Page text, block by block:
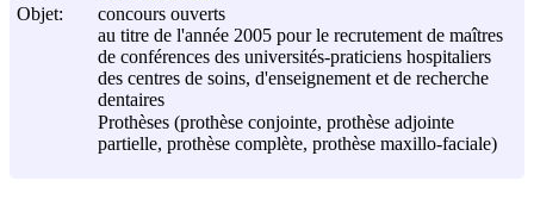
Objet:
concours ouverts
au titre de l'année 2005 pour le recrutement de maîtres
de conférences des universités-praticiens hospitaliers
des centres de soins, d'enseignement et de recherche
dentaires
Prothèses (prothèse conjointe, prothèse adjointe
partielle, prothèse complète, prothèse maxillo-faciale)